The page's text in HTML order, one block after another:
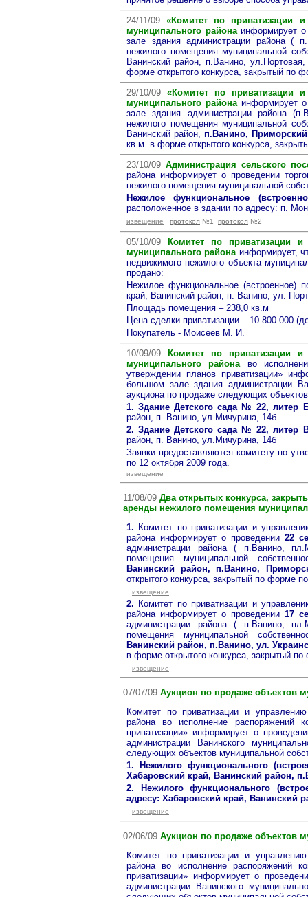
24/11/09 «Комитет по приватизации
муниципального районаинформирует о
зале здания администрации района (
нежилого помещения муниципальной
Ванинский район, п.Ванино,
форме открытого конкурса, закрытый по
29/10/09 «Комитет по приватизации
муниципального районаинформирует о
зале здания администрации района
нежилого помещения муниципальной
Ванинский район, п.Ванино,
кв.м. в форме открытого конкурса,
23/10/09Администрация сельского
района информирует о проведении
нежилого помещения муниципальной
Нежилое функциональное
расположенное в здании по адресу: п.
извещение протокол №1 протокол №2
05/10/09
Комитет по приватизации
муниципального районаинформирует,
недвижимого нежилого объекта
продано:
Нежилое функциональное (встроенное)
край, Ванинский район, п. Ванино, ул.
Площадь помещения – 238,0 кв.м
Цена сделки приватизации – 10 800 000
Покупатель - Моисеев М. И.
10/09/09
Комитет по приватизации
муниципального районаво
утверждении планов приватизации»
большом зале здания администрации
аукциона по продаже следующих
1. Здание Детского сада № 22, литер
район, п. Ванино, ул.Мичурина, 14б
2. Здание Детского сада № 22, литер
район, п. Ванино, ул.Мичурина, 14б
Заявки предоставляются комитету по
по 12 октября 2009 года.
извещение
11/08/09 Два открытых конкурса,
аренды нежилого помещения
1. Комитет по приватизации и
района информирует о проведении 22
администрации района ( п.Ванино,
помещения муниципальной
Ванинский район, п.Ванино,
открытого конкурса, закрытый по форме
извещение
2. Комитет по приватизации и
района информирует о проведении 17
администрации района ( п.Ванино,
помещения муниципальной
Ванинский район, п.Ванино, ул.
в форме открытого конкурса, закрытый
извещение
07/07/09 Аукцион по продаже объектов
Комитет по приватизации и
района во исполнение
приватизации» информирует о
администрации Ванинского
следующих объектов муниципальной
1. Нежилого функционального
Хабаровский край, Ванинский район,
2. Нежилого функционального
адресу: Хабаровский край, Ванинский
извещение
02/06/09 Аукцион по продаже объектов
Комитет по приватизации и
района во исполнение распоряжений
приватизации» информирует о
администрации Ванинского